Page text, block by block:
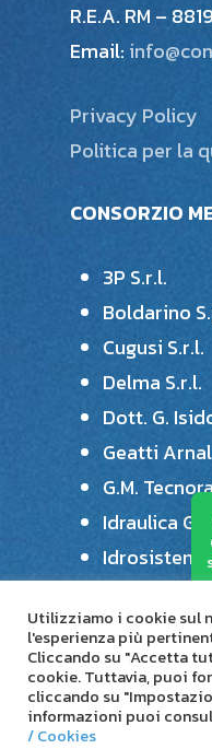
R.E.A. RM –
Email:
Privacy Policy
Politica per la
CONSORZIO
3P S.r.l.
Boldarino
Cugusi S.r.l.
Delma S.r.l.
Dott. G.
Geatti
G.M.
Idraulica
Idrosistemi
Mitterer
Plastica
Sicil
Utilizziamo i cookie sul
l'esperienza più
Cliccando su "Accetta
cookie. Tuttavia, puoi
cliccando su
informazioni puoi
/ Cookies